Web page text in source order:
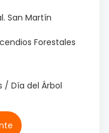
San Martín
Forestales
/ Día del Árbol